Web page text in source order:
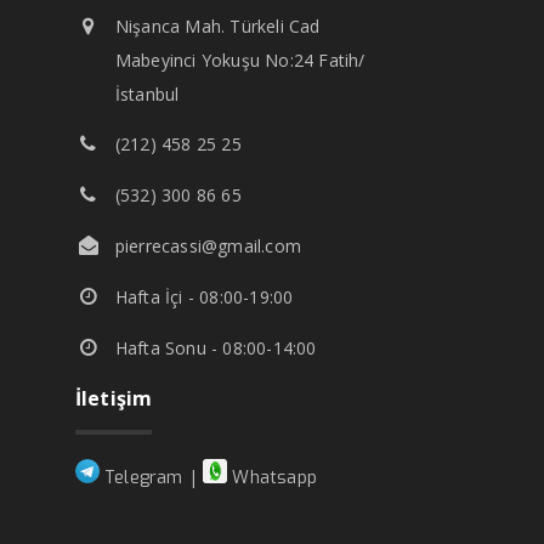
Nişanca Mah. Türkeli Cad
Mabeyinci Yokuşu No:24 Fatih/
İstanbul
(212) 458 25 25
(532) 300 86 65
pierrecassi@gmail.com
Hafta İçi - 08:00-19:00
Hafta Sonu - 08:00-14:00
İletişim
Telegram | Whatsapp